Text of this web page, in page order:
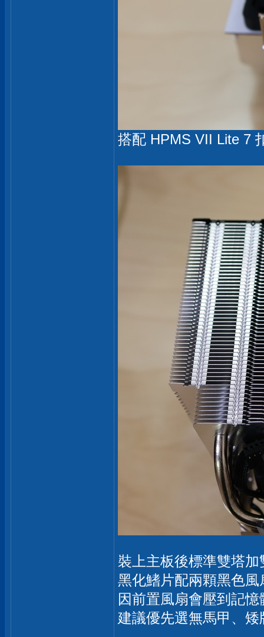
搭配 HPMS VII Lite 7
裝上主板後標準雙塔
黑化鰭片配兩顆黑色
因前置風扇會壓到記
建議優先選無馬甲、